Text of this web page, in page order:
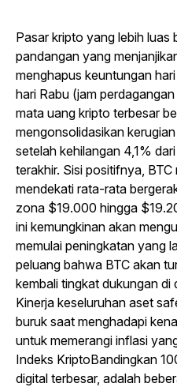
Pasar kripto yang lebih luas
pandangan yang
menghapus keuntungan
hari Rabu (jam
mata uang kripto terbesar
mengonsolidasikan
setelah kehilangan 4,1%
terakhir. Sisi positifnya,
mendekati rata-rata
zona $19.000 hingga
ini kemungkinan akan
memulai peningkatan yang
peluang bahwa BTC akan
kembali tingkat dukungan di
Kinerja keseluruhan aset
buruk saat menghadapi
untuk memerangi inflasi
Indeks KriptoBandingkan
digital terbesar, adalah